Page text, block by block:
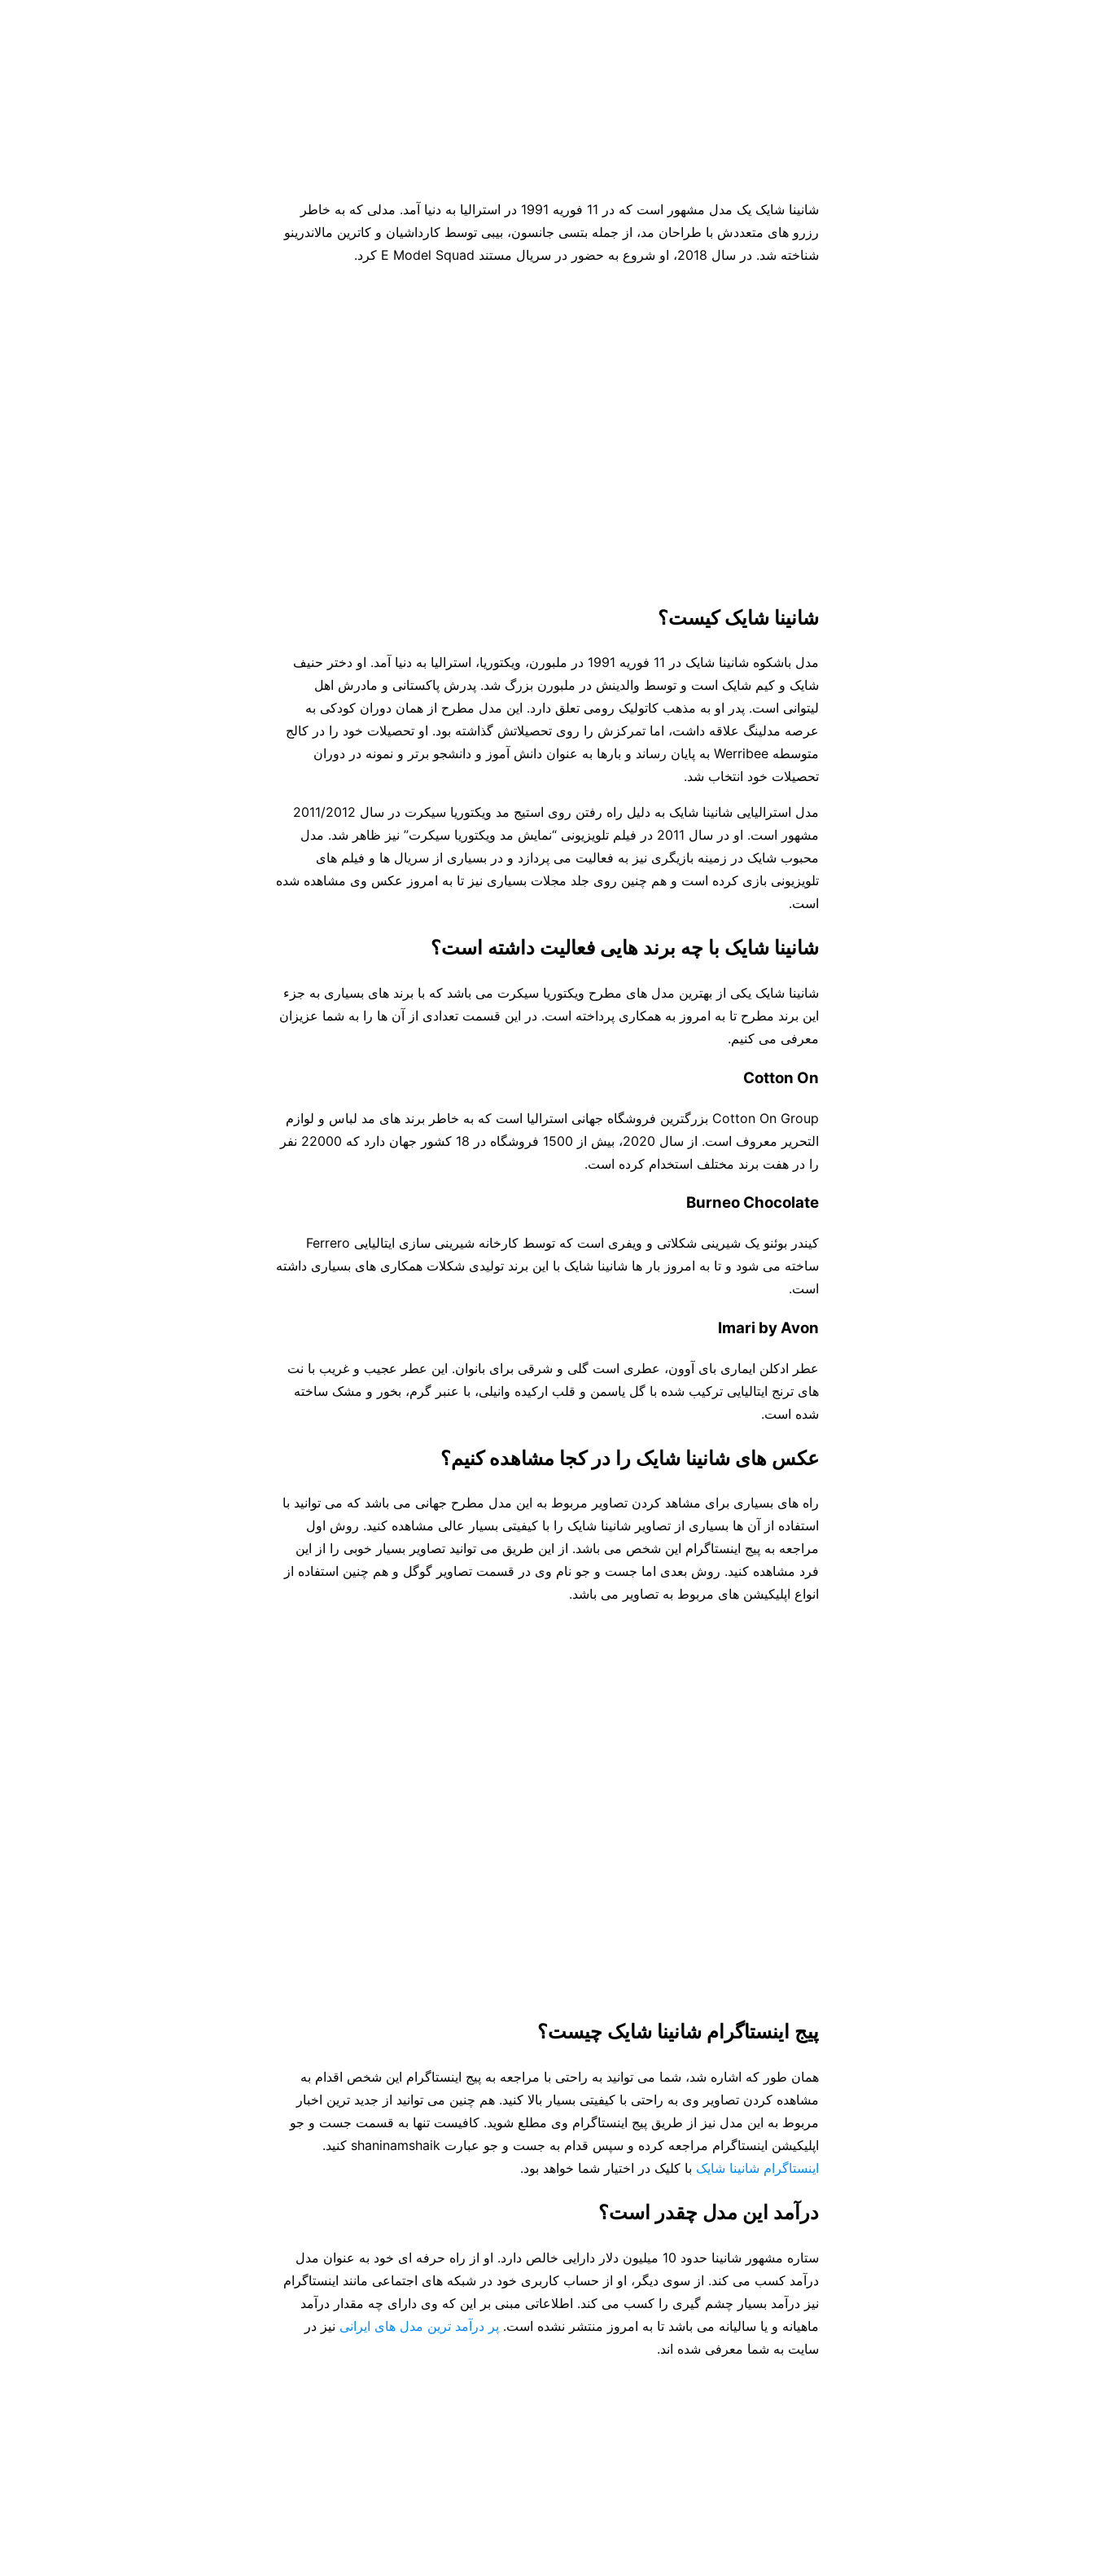
شانینا شایک یک مدل مشهور است که در 11 فوریه 1991 در استرالیا به دنیا آمد. مدلی که به خاطر
رزرو های متعددش با طراحان مد، از جمله بتسی جانسون، بیبی توسط کارداشیان و کاترین مالاندرینو
شناخته شد. در سال 2018، او شروع به حضور در سریال مستند E Model Squad کرد.
شانینا شایک کیست؟
مدل باشکوه شانینا شایک در 11 فوریه 1991 در ملبورن، ویکتوریا، استرالیا به دنیا آمد. او دختر حنیف
شایک و کیم شایک است و توسط والدینش در ملبورن بزرگ شد. پدرش پاکستانی و مادرش اهل
لیتوانی است. پدر او به مذهب کاتولیک رومی تعلق دارد. این مدل مطرح از همان دوران کودکی به
عرصه مدلینگ علاقه داشت، اما تمرکزش را روی تحصیلاتش گذاشته بود. او تحصیلات خود را در کالج
متوسطه Werribee به پایان رساند و بارها به عنوان دانش آموز و دانشجو برتر و نمونه در دوران
تحصیلات خود انتخاب شد.
مدل استرالیایی شانینا شایک به دلیل راه رفتن روی استیج مد ویکتوریا سیکرت در سال 2011/2012
مشهور است. او در سال 2011 در فیلم تلویزیونی “نمایش مد ویکتوریا سیکرت” نیز ظاهر شد. مدل
محبوب شایک در زمینه بازیگری نیز به فعالیت می پردازد و در بسیاری از سریال ها و فیلم های
تلویزیونی بازی کرده است و هم چنین روی جلد مجلات بسیاری نیز تا به امروز عکس وی مشاهده شده
است.
شانینا شایک با چه برند هایی فعالیت داشته است؟
شانینا شایک یکی از بهترین مدل های مطرح ویکتوریا سیکرت می باشد که با برند های بسیاری به جزء
این برند مطرح تا به امروز به همکاری پرداخته است. در این قسمت تعدادی از آن ها را به شما عزیزان
معرفی می کنیم.
Cotton On
Cotton On Group بزرگترین فروشگاه جهانی استرالیا است که به خاطر برند های مد لباس و لوازم
التحریر معروف است. از سال 2020، بیش از 1500 فروشگاه در 18 کشور جهان دارد که 22000 نفر
را در هفت برند مختلف استخدام کرده است.
Burneo Chocolate
کیندر بوئنو یک شیرینی شکلاتی و ویفری است که توسط کارخانه شیرینی‌ سازی ایتالیایی Ferrero
ساخته می‌ شود و تا به امروز بار ها شانینا شایک با این برند تولیدی شکلات همکاری های بسیاری داشته
است.
Imari by Avon
عطر ادکلن ایماری بای آوون، عطری است گلی و شرقی برای بانوان. این عطر عجیب و غریب با نت
های ترنج ایتالیایی ترکیب شده با گل یاسمن و قلب ارکیده وانیلی، با عنبر گرم، بخور و مشک ساخته
شده است.
عکس های شانینا شایک را در کجا مشاهده کنیم؟
راه های بسیاری برای مشاهد کردن تصاویر مربوط به این مدل مطرح جهانی می باشد که می توانید با
استفاده از آن ها بسیاری از تصاویر شانینا شایک را با کیفیتی بسیار عالی مشاهده کنید. روش اول
مراجعه به پیج اینستاگرام این شخص می باشد. از این طریق می توانید تصاویر بسیار خوبی را از این
فرد مشاهده کنید. روش بعدی اما جست و جو نام وی در قسمت تصاویر گوگل و هم چنین استفاده از
انواع اپلیکیشن های مربوط به تصاویر می باشد.
پیج اینستاگرام شانینا شایک چیست؟
همان طور که اشاره شد، شما می توانید به راحتی با مراجعه به پیج اینستاگرام این شخص اقدام به
مشاهده کردن تصاویر وی به راحتی با کیفیتی بسیار بالا کنید. هم چنین می توانید از جدید ترین اخبار
مربوط به این مدل نیز از طریق پیج اینستاگرام وی مطلع شوید. کافیست تنها به قسمت جست و جو
اپلیکیشن اینستاگرام مراجعه کرده و سپس قدام به جست و جو عبارت shaninamshaik کنید.
اینستاگرام شانینا شایک با کلیک در اختیار شما خواهد بود.
درآمد این مدل چقدر است؟
ستاره مشهور شانینا حدود 10 میلیون دلار دارایی خالص دارد. او از راه حرفه ای خود به عنوان مدل
درآمد کسب می کند. از سوی دیگر، او از حساب کاربری خود در شبکه های اجتماعی مانند اینستاگرام
نیز درآمد بسیار چشم گیری را کسب می کند. اطلاعاتی مبنی بر این که وی دارای چه مقدار درآمد
ماهیانه و یا سالیانه می باشد تا به امروز منتشر نشده است. پر درآمد ترین مدل های ایرانی نیز در
سایت به شما معرفی شده اند.